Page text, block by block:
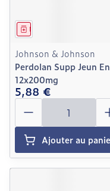
Médicament
Johnson & Johnson
Perdolan Supp Jeun
12x200mg
5,88 €
Quantité
Ajouter au